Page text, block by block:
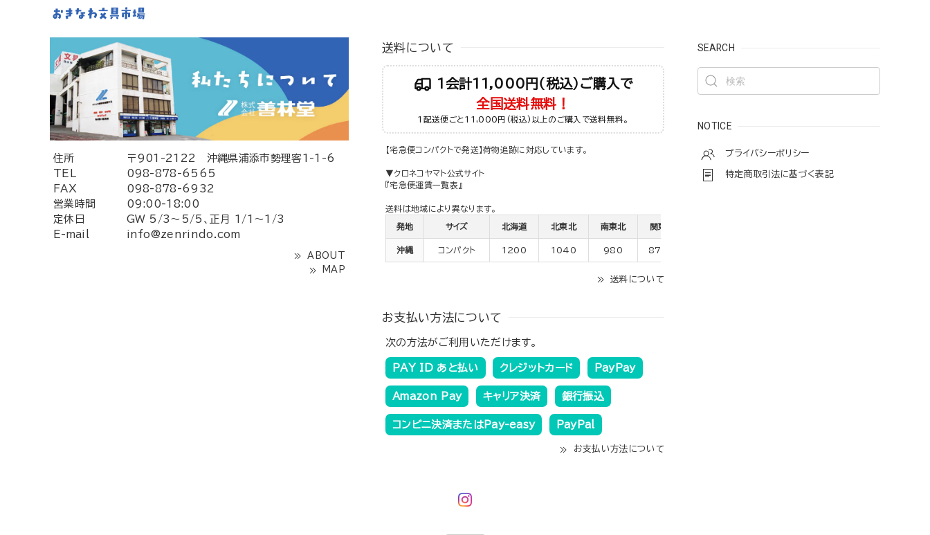
住所
〒901-2122 沖縄県浦添市勢理客1-1-6
TEL
098-878-6565
FAX
098-878-6932
営業時間
09:00-18:00
定休日
GW 5/3～5/5、正月 1/1～1/3
E-mail
info@zenrindo.com
ABOUT
MAP
送料について
1会計11,000円（税込）ご購入で
全国送料無料！
1配送便ごと11,000円(税込)以上のご購入で送料無料。
【宅急便コンパクトで発送】荷物追跡に対応しています。
▼クロネコヤマト公式サイト
『宅急便運賃一覧表』
送料は地域により異なります。
発地 サイズ 北海道 北東北 南東北 関東
沖縄 コンパクト 1200 1040 980 870
送料について
お支払い方法について
次の方法がご利用いただけます。
PAY ID あと払い クレジットカード PayPay
Amazon Pay キャリア決済 銀行振込
コンビニ決済またはPay-easy PayPal
お支払い方法について
SEARCH
NOTICE
プライバシーポリシー
特定商取引法に基づく表記